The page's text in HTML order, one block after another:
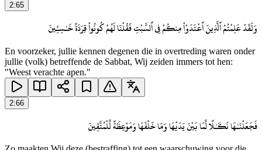
2:65
وَلَقَدْ عَلِمْتُمُ ٱلَّذِينَ ٱعْتَدَوْا۟ مِنكُمْ فِى ٱلسَّبْتِ فَقُلْنَا لَهُمْ كُونُوا۟ قِرَدَةً خَـٰسِـِٔينَ
En voorzeker, jullie kennen degenen die in overtreding waren onder
jullie (volk) betreffende de Sabbat, Wij zeiden immers tot hen:
"Weest verachte apen."
2:66
فَجَعَلْنَـٰهَا نَكَـٰلًا لِّمَا بَيْنَ يَدَيْهَا وَمَا خَلْفَهَا وَمَوْعِظَةً لِّلْمُتَّقِينَ